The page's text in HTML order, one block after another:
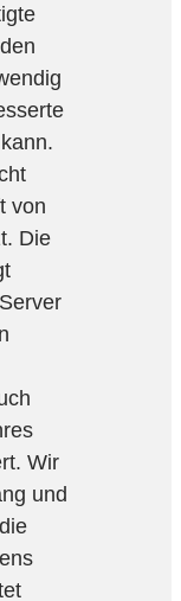
von
Die
Wir
und